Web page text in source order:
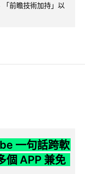
前瞻技術加持」以
一句話跨軟
個 APP 兼免